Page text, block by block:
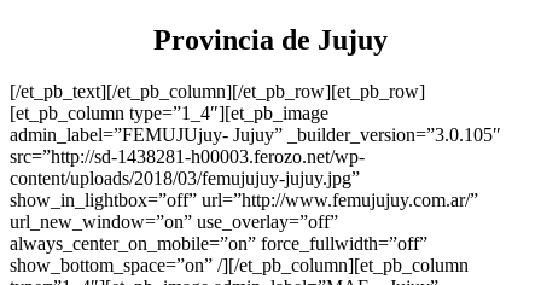
Provincia de Jujuy
[/et_pb_text][/et_pb_column][/et_pb_row][et_pb_row]
[et_pb_column type=”1_4″][et_pb_image
admin_label=”FEMUJUjuy- Jujuy” _builder_version=”3.0.105″
src=”http://sd-1438281-h00003.ferozo.net/wp-
content/uploads/2018/03/femujujuy-jujuy.jpg”
show_in_lightbox=”off” url=”http://www.femujujuy.com.ar/”
url_new_window=”on” use_overlay=”off”
always_center_on_mobile=”on” force_fullwidth=”off”
show_bottom_space=”on” /][/et_pb_column][et_pb_column